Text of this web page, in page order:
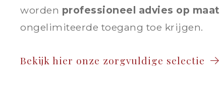
worden professioneel advies op maat
ongelimiteerde toegang toe krijgen.
Bekijk hier onze zorgvuldige selectie